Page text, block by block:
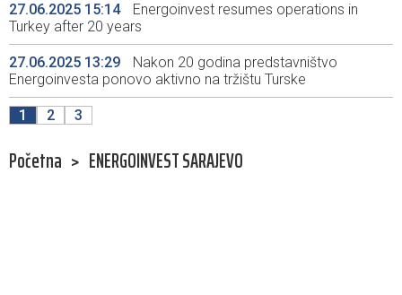
27.06.2025 15:14
Energoinvest resumes operations in
Turkey after 20 years
27.06.2025 13:29
Nakon 20 godina predstavništvo
Energoinvesta ponovo aktivno na tržištu Turske
1 2 3
Početna > ENERGOINVEST SARAJEVO